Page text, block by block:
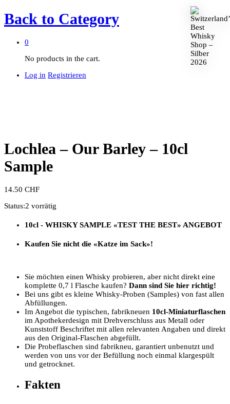
Back to Category
0
No products in the cart.
Log in Registrieren
Lochlea – Our Barley – 10cl
Sample
14.50 CHF
Status:2 vorrätig
10cl - WHISKY SAMPLE «TEST THE BEST» ANGEBOT
Kaufen Sie nicht die «Katze im Sack»!
Sie möchten einen Whisky probieren, aber nicht direkt eine
komplette 0,7 l Flasche kaufen? Dann sind Sie hier richtig!
Bei uns gibt es kleine Whisky-Proben (Samples) von fast allen
Abfüllungen.
Im Angebot die typischen, fabrikneuen 10cl-Miniaturflaschen
im Apothekerdesign mit Drehverschluss aus Metall oder
Kunststoff Beschriftet mit allen relevanten Angaben und direkt
aus den Original-Flaschen abgefüllt.
Die Probeflaschen sind fabrikneu, garantiert unbenutzt und
werden von uns vor der Befüllung noch einmal klargespült
und getrocknet.
Fakten